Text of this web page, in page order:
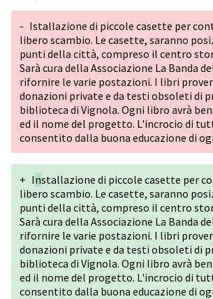
- Istallazione di piccole casette per
libero scambio. Le casette, saranno
punti della città, compreso il centro
Sarà cura della Associazione La Banda
rifornire le varie postazioni. I libri
donazioni private e da testi obsoleti di
biblioteca di Vignola. Ogni libro avrà
ed il nome del progetto. L'incrocio di
consentito dalla buona educazione di
+ Installazione di piccole casette per
libero scambio. Le casette, saranno
punti della città, compreso il centro
Sarà cura della Associazione La Banda
rifornire le varie postazioni. I libri
donazioni private e da testi obsoleti di
biblioteca di Vignola. Ogni libro avrà
ed il nome del progetto. L'incrocio di
consentito dalla buona educazione di